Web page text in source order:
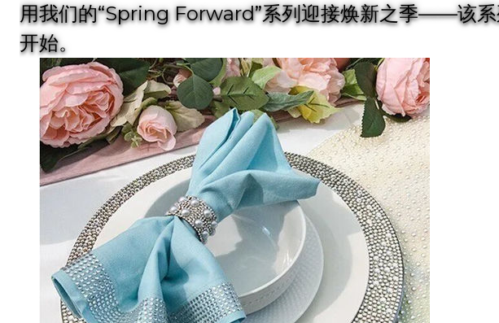
用我们的“Spring Forward”系列迎接焕新之季——该系
开始。